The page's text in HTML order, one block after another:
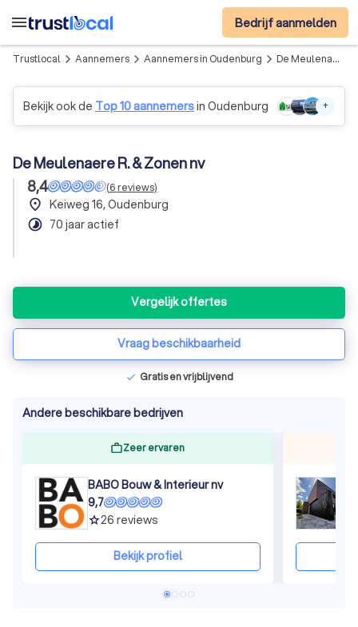
menu Bedrijf aanmelden
Trustlocal arrow_forward_ios Aannemers arrow_forward_ios Aannemers in Oudenburg arrow_forward_ios De Meulenaere R. & Zonen nv
Bekijk ook de Top 10 aannemersin Oudenburg +
De Meulenaere R. & Zonen nv
8,4
(6reviews)
place Keiweg 16, Oudenburg
timelapse 70 jaar actief
Vergelijk offertes
Vraag beschikbaarheid
check Gratis en vrijblijvend
Andere beschikbare bedrijven
Zeer ervaren
BABO Bouw & Interieur nv
9,7
grade26 reviews
Bekijk profiel